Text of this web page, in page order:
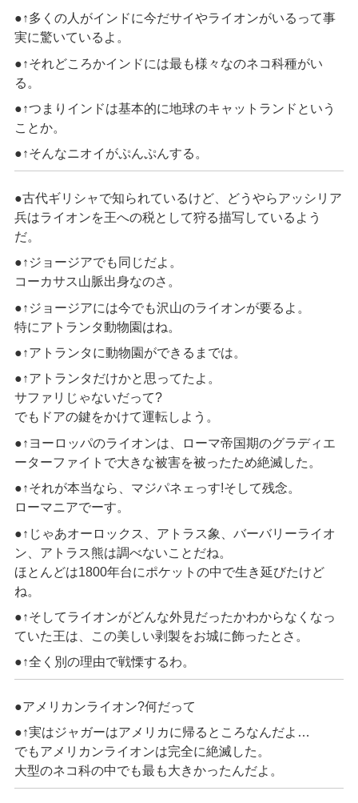
●↑多くの人がインドに今だサイやライオンがいるって事
実に驚いているよ。
●↑それどころかインドには最も様々なのネコ科種がい
る。
●↑つまりインドは基本的に地球のキャットランドという
ことか。
●↑そんなニオイがぷんぷんする。
●古代ギリシャで知られているけど、どうやらアッシリア
兵はライオンを王への税として狩る描写しているよう
だ。
●↑ジョージアでも同じだよ。
コーカサス山脈出身なのさ。
●↑ジョージアには今でも沢山のライオンが要るよ。
特にアトランタ動物園はね。
●↑アトランタに動物園ができるまでは。
●↑アトランタだけかと思ってたよ。
サファリじゃないだって?
でもドアの鍵をかけて運転しよう。
●↑ヨーロッパのライオンは、ローマ帝国期のグラディエ
ーターファイトで大きな被害を被ったため絶滅した。
●↑それが本当なら、マジパネェっす!そして残念。
ローマニアでーす。
●↑じゃあオーロックス、アトラス象、バーバリーライオ
ン、アトラス熊は調べないことだね。
ほとんどは1800年台にポケットの中で生き延びたけど
ね。
●↑そしてライオンがどんな外見だったかわからなくなっ
ていた王は、この美しい剥製をお城に飾ったとさ。
●↑全く別の理由で戦慄するわ。
●アメリカンライオン?何だって
●↑実はジャガーはアメリカに帰るところなんだよ…
でもアメリカンライオンは完全に絶滅した。
大型のネコ科の中でも最も大きかったんだよ。